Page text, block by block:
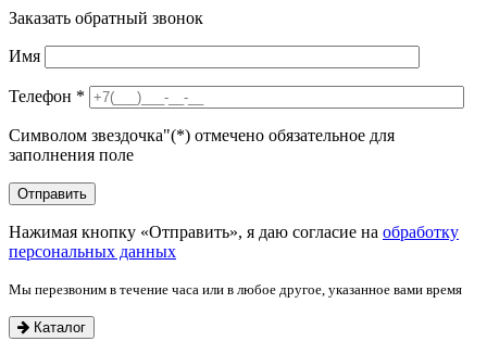
Заказать обратный звонок
Имя
Телефон *
Символом звездочка"(*) отмечено обязательное для
заполнения поле
Нажимая кнопку «Отправить», я даю согласие на обработку
персональных данных
Мы перезвоним в течение часа или в любое другое, указанное вами время
Каталог